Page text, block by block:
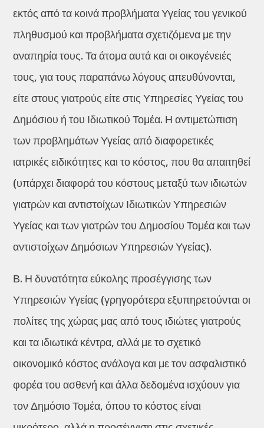
εκτός από τα κοινά προβλήματα Υγείας του γενικού
πληθυσμού και προβλήματα σχετιζόμενα με την
αναπηρία τους. Τα άτομα αυτά και οι οικογένειές
τους, για τους παραπάνω λόγους απευθύνονται,
είτε στους γιατρούς είτε στις Υπηρεσίες Υγείας του
Δημόσιου ή του Ιδιωτικού Τομέα. Η αντιμετώπιση
των προβλημάτων Υγείας από διαφορετικές
ιατρικές ειδικότητες και το κόστος, που θα απαιτηθεί
(υπάρχει διαφορά του κόστους μεταξύ των ιδιωτών
γιατρών και αντιστοίχων Ιδιωτικών Υπηρεσιών
Υγείας και των γιατρών του Δημοσίου Τομέα και των
αντιστοίχων Δημόσιων Υπηρεσιών Υγείας).
Β. Η δυνατότητα εύκολης προσέγγισης των
Υπηρεσιών Υγείας (γρηγορότερα εξυπηρετούνται οι
πολίτες της χώρας μας από τους ιδιώτες γιατρούς
και τα ιδιωτικά κέντρα, αλλά με το σχετικό
οικονομικό κόστος ανάλογα και με τον ασφαλιστικό
φορέα του ασθενή και άλλα δεδομένα ισχύουν για
τον Δημόσιο Τομέα, όπου το κόστος είναι